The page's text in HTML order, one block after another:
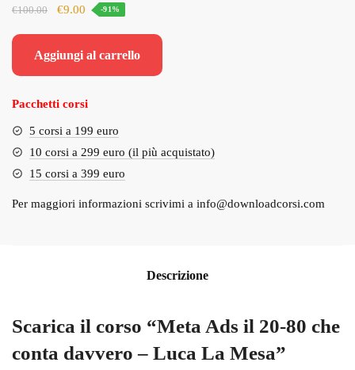
€100.00
Il
era:
€9.00 Il
è:
-91%
Aggiungi al carrello
Pacchetti corsi
5 corsi a 199 euro
10 corsi a 299 euro (il più acquistato)
15 corsi a 399 euro
Per maggiori informazioni scrivimi a info@downloadcorsi.com
Descrizione
Scarica il corso “Meta Ads il 20-80 che
conta davvero – Luca La Mesa”